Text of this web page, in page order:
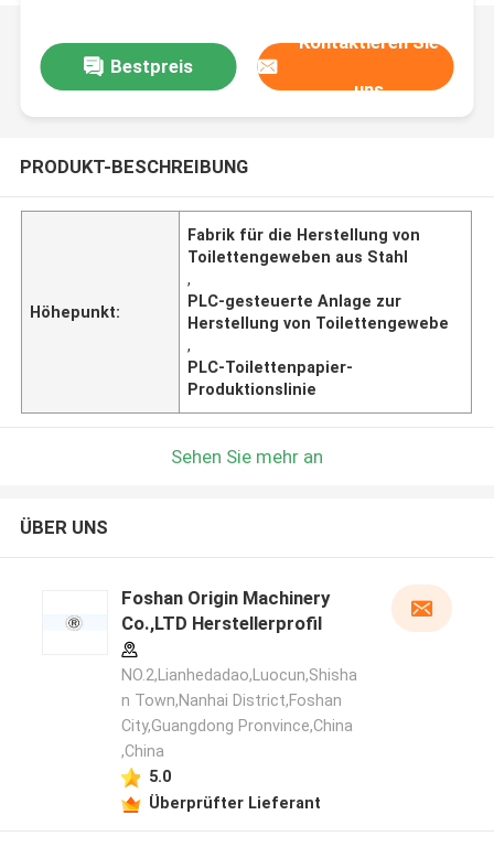
Bestpreis
Kontaktieren Sie
uns
PRODUKT-BESCHREIBUNG
Höhepunkt:
Fabrik für die Herstellung von
Toilettengeweben aus Stahl
,
PLC-gesteuerte Anlage zur
Herstellung von Toilettengewebe
,
PLC-Toilettenpapier-
Produktionslinie
Sehen Sie mehr an
ÜBER UNS
Foshan Origin Machinery
Co.,LTD Herstellerprofil
NO.2,Lianhedadao,Luocun,Shisha
n Town,Nanhai District,Foshan
City,Guangdong Pronvince,China
,China
5.0
Überprüfter Lieferant